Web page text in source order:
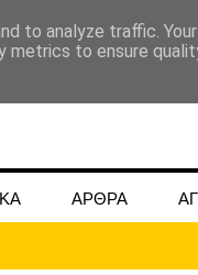
ΑΡΘΡΑ
to analyze traffic.
metrics to ensure